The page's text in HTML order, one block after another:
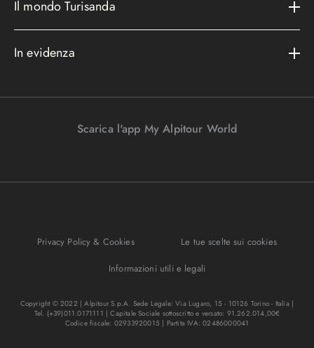
Area riservata
Convenzioni
Viaggi Incentive
Metodi di pagamento
Il mondo Turisanda
I nostri partners
Viaggi di nozze
Destinazione cambiamento
In evidenza
Scarica l'app My Alpitour World
Privacy Policy & Cookies
Le tue scelte sui cookies
Informazioni utili e legali
Copyright © 2022 | Alpitour S.p.A. Sede Legale: Via Lugaro, 15 - 10126 Torino - Italia |
Tel. (+39)011.0171111 | Capitale Sociale sottoscritto e versato: 91.262.014,00€
Codice fiscale: 02933920015 | Partita IVA: 02486000041